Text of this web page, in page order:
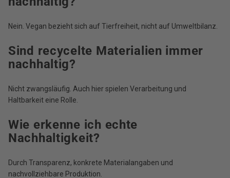
Nein. Vegan bezieht sich auf Tierfreiheit, nicht auf Umweltbilanz.
Sind recycelte Materialien immer
nachhaltig?
Nicht zwangsläufig. Auch hier spielen Verarbeitung und
Haltbarkeit eine Rolle.
Wie erkenne ich echte
Nachhaltigkeit?
Durch Transparenz, konkrete Materialangaben und
nachvollziehbare Produktion.